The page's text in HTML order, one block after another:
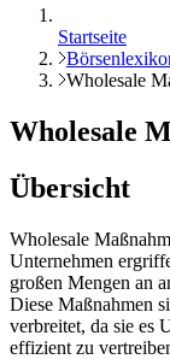
Startseite
Wholesale
Wholesale
Übersicht
Wholesale
Unternehmen
großen Mengen an
Diese Maßnahmen
verbreitet, da sie es
effizient zu